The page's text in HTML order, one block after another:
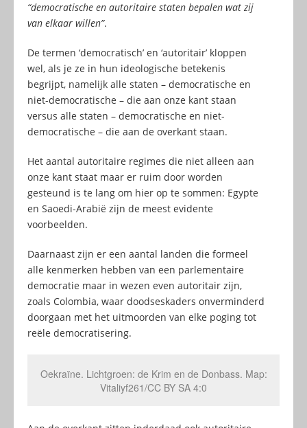
“democratische en autoritaire staten bepalen wat zij
van elkaar willen”.
De termen ‘democratisch’ en ‘autoritair’ kloppen
wel, als je ze in hun ideologische betekenis
begrijpt, namelijk alle staten – democratische en
niet-democratische – die aan onze kant staan
versus alle staten – democratische en niet-
democratische – die aan de overkant staan.
Het aantal autoritaire regimes die niet alleen aan
onze kant staat maar er ruim door worden
gesteund is te lang om hier op te sommen: Egypte
en Saoedi-Arabië zijn de meest evidente
voorbeelden.
Daarnaast zijn er een aantal landen die formeel
alle kenmerken hebben van een parlementaire
democratie maar in wezen even autoritair zijn,
zoals Colombia, waar doodseskaders onverminderd
doorgaan met het uitmoorden van elke poging tot
reële democratisering.
Oekraïne. Lichtgroen: de Krim en de Donbass. Map:
Vitaliyf261/CC BY SA 4:0